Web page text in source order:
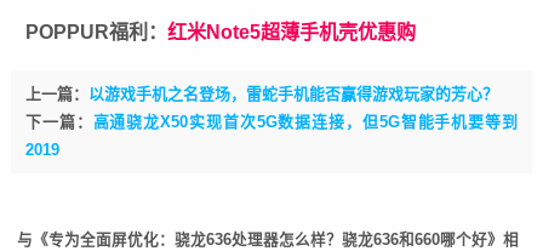
POPPUR福利： 红米Note5超薄手机壳优惠购
上一篇： 以游戏手机之名登场，雷蛇手机能否赢得游戏玩家的芳心？
下一篇： 高通骁龙X50实现首次5G数据连接，但5G智能手机要等到
2019
与《专为全面屏优化：骁龙636处理器怎么样？骁龙636和660哪个好》相